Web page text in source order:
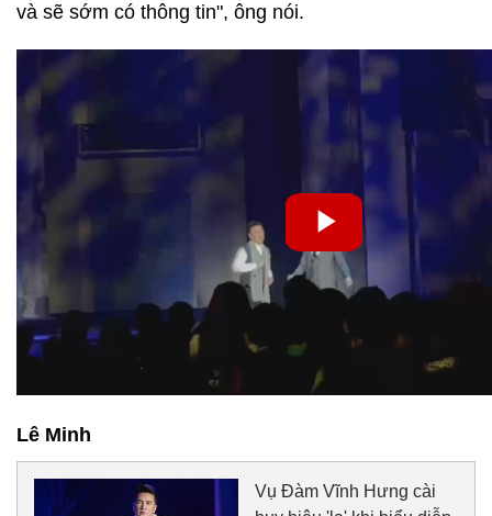
và sẽ sớm có thông tin", ông nói.
Lê Minh
Vụ Đàm Vĩnh Hưng cài